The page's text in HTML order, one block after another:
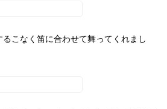
こなく笛に合わせて舞ってくれまし